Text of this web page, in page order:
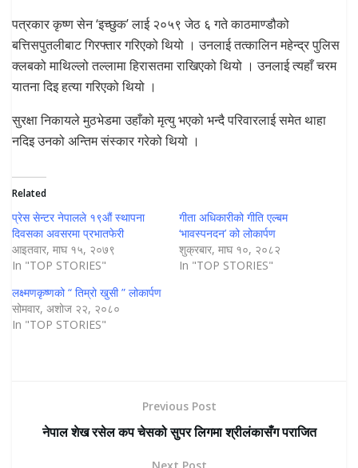
पत्रकार कृष्ण सेन ‘इच्छुक’ लाई २०५९ जेठ ६ गते काठमाण्डौको
बत्तिसपुतलीबाट गिरफ्तार गरिएको थियो । उनलाई तत्कालिन महेन्द्र पुलिस
क्लबको माथिल्लो तल्लामा हिरासतमा राखिएको थियो । उनलाई त्यहाँ चरम
यातना दिइ हत्या गरिएको थियो ।
सुरक्षा निकायले मुठभेडमा उहाँको मृत्यु भएको भन्दै परिवारलाई समेत थाहा
नदिइ उनको अन्तिम संस्कार गरेको थियो ।
Related
प्रेस सेन्टर नेपालले १९औं स्थापना
दिवसका अवसरमा प्रभातफेरी
आइतवार, माघ १५, २०७९
In "TOP STORIES"
गीता अधिकारीको गीति एल्बम
‘भावस्पनदन’ को लोकार्पण
शुक्रबार, माघ १०, २०८२
In "TOP STORIES"
लक्ष्मणकृष्णको “ तिम्रो खुसी ” लोकार्पण
सोमवार, अशोज २२, २०८०
In "TOP STORIES"
Previous Post
नेपाल शेख रसेल कप चेसको सुपर लिगमा श्रीलंकासँग पराजित